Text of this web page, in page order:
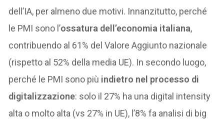
dell’IA, per almeno due motivi. Innanzitutto, perché
le PMI sono l’ossatura dell’economia italiana,
contribuendo al 61% del Valore Aggiunto nazionale
(rispetto al 52% della media UE). In secondo luogo,
perché le PMI sono più indietro nel processo di
digitalizzazione: solo il 27% ha una digital intensity
alta o molto alta (vs 27% in UE), l’8% fa analisi di big